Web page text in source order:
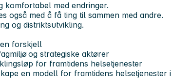
komfortabel med endringer.
også med å få ting til sammen med andre.
og distriktsutvikling.
forskjell
og strategiske aktører
for framtidens helsetjenester
en modell for framtidens helsetjenester i